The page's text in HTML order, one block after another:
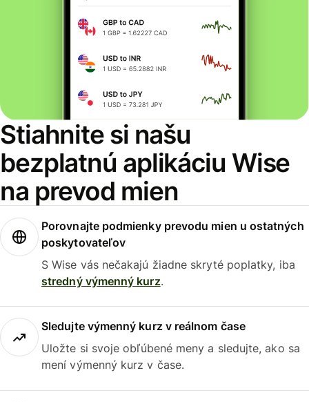
Stiahnite si našu
bezplatnú aplikáciu Wise
na prevod mien
Porovnajte podmienky prevodu mien u ostatných
poskytovateľov
S Wise vás nečakajú žiadne skryté poplatky, iba
stredný výmenný kurz.
Sledujte výmenný kurz v reálnom čase
Uložte si svoje obľúbené meny a sledujte, ako sa
mení výmenný kurz v čase.